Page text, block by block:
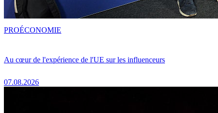
Au cœur de l'expérience de l'UE sur les influenceurs
07.08.2026
PROÉCONOMIE